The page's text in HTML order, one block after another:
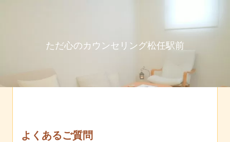
ただ心のカウンセリング松任駅前
よくあるご質問